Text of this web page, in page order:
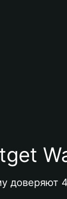
доверяют